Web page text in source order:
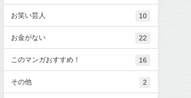
お笑い芸人 10
お金がない 22
このマンガおすすめ！ 16
その他 2